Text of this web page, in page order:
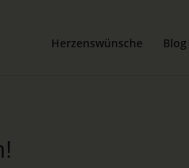
Herzenswünsche Blog